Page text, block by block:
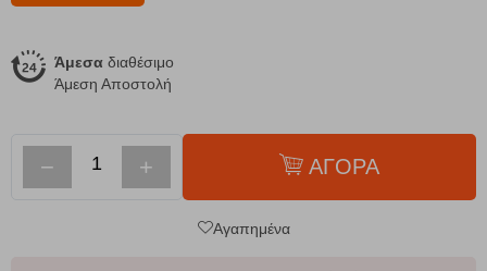
Άμεσα διαθέσιμο
Άμεση Αποστολή
− + ΑΓΟΡΑ
Αγαπημένα